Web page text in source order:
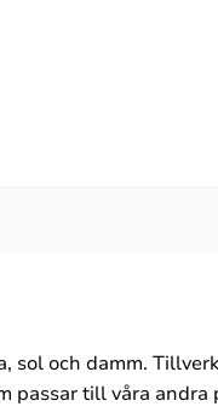
sol och damm.
passar till våra andra